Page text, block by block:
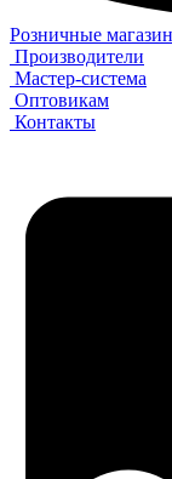
Розничные
Производители
Мастер-система
Оптовикам
Контакты